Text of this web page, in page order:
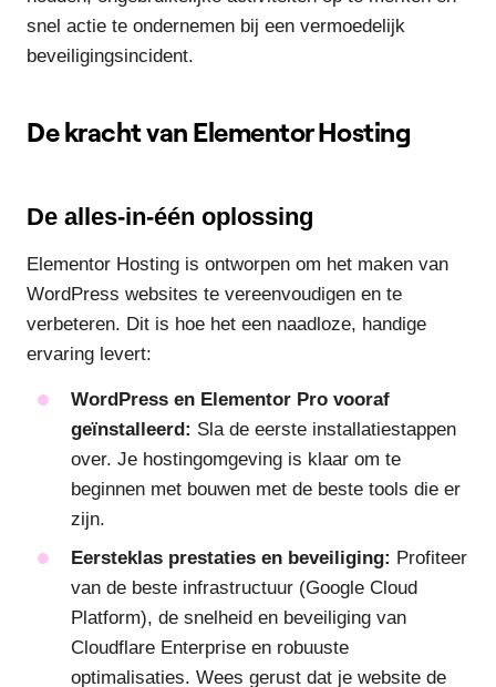
snel actie te ondernemen bij een vermoedelijk
beveiligingsincident.
De kracht van Elementor Hosting
De alles-in-één oplossing
Elementor Hosting is ontworpen om het maken van
WordPress websites te vereenvoudigen en te
verbeteren. Dit is hoe het een naadloze, handige
ervaring levert:
WordPress en Elementor Pro vooraf
geïnstalleerd: Sla de eerste installatiestappen
over. Je hostingomgeving is klaar om te
beginnen met bouwen met de beste tools die er
zijn.
Eersteklas prestaties en beveiliging: Profiteer
van de beste infrastructuur (Google Cloud
Platform), de snelheid en beveiliging van
Cloudflare Enterprise en robuuste
optimalisaties. Wees gerust dat je website de